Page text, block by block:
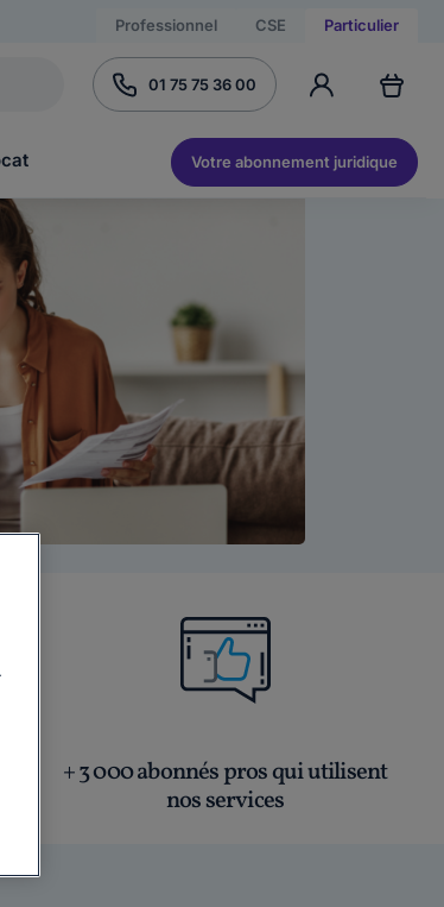
Professionnel CSE Particulier
01 75 75 36 00
Votre abonnement juridique
+ 3 000 abonnés pros qui utilisent
nos services